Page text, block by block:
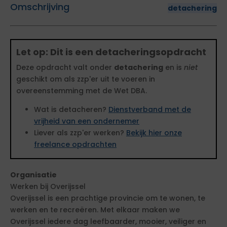
Omschrijving detachering
Let op: Dit is een detacheringsopdracht
Deze opdracht valt onder detachering en is niet
geschikt om als zzp'er uit te voeren in
overeenstemming met de Wet DBA.
Wat is detacheren? Dienstverband met de
vrijheid van een ondernemer
Liever als zzp'er werken? Bekijk hier onze
freelance opdrachten
Organisatie
Werken bij Overijssel
Overijssel is een prachtige provincie om te wonen, te
werken en te recreëren. Met elkaar maken we
Overijssel iedere dag leefbaarder, mooier, veiliger en